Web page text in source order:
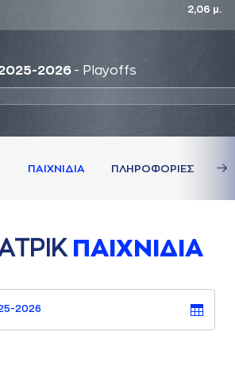
2,06 μ.
2025-2026 - Playoffs
ΠAΙΧΝΙΔΙA ΠΛΗΡΟΦΟΡΙΕΣ
ΠAΙΧΝΙΔΙA
2026